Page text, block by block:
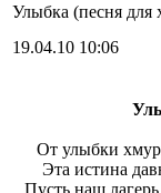
Улыбка (песня для
19.04.10 10:06
От улыбки
Эта истина
Пусть наш